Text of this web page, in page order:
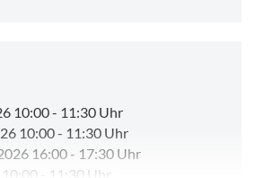
10:00- 11:30 Uhr
10:00- 11:30 Uhr
16:00 - 17:30 Uhr
11:30 Uhr